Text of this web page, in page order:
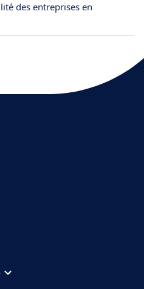
des entreprises en